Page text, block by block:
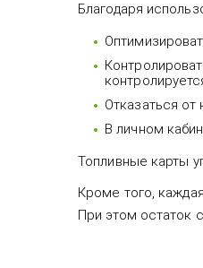
Благодаря
Отказаться от
В личном
Топливные карты
Кроме того,
При этом остаток